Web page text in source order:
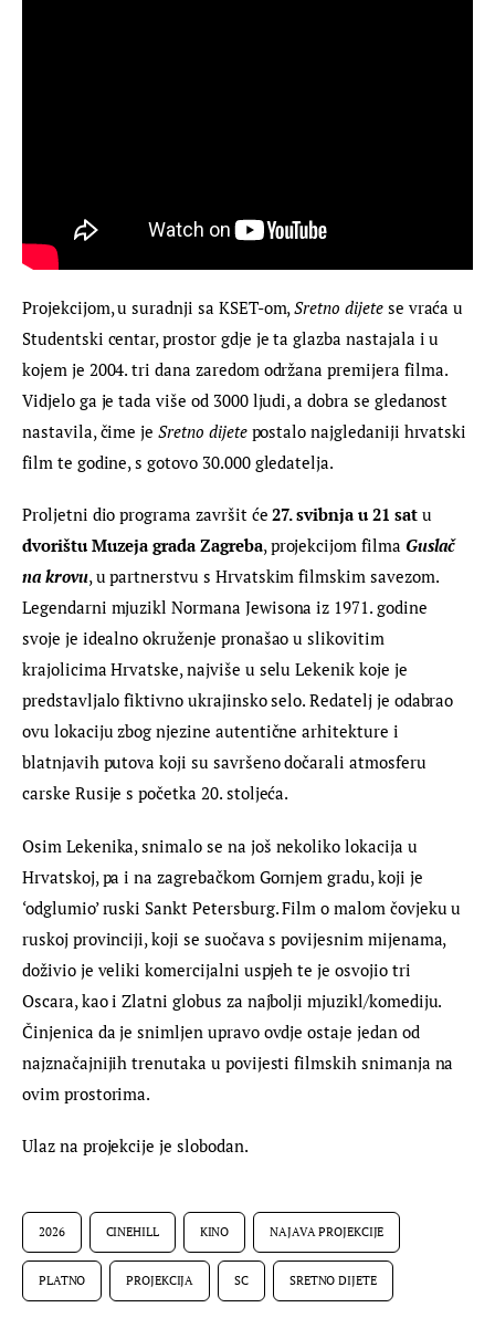
Projekcijom, u suradnji sa KSET-om, Sretno dijete se vraća u
Studentski centar, prostor gdje je ta glazba nastajala i u
kojem je 2004. tri dana zaredom održana premijera filma.
Vidjelo ga je tada više od 3000 ljudi, a dobra se gledanost
nastavila, čime je Sretno dijete postalo najgledaniji hrvatski
film te godine, s gotovo 30.000 gledatelja.
Proljetni dio programa završit će 27. svibnja u 21 sat u
dvorištu Muzeja grada Zagreba, projekcijom filma Guslač
na krovu, u partnerstvu s Hrvatskim filmskim savezom.
Legendarni mjuzikl Normana Jewisona iz 1971. godine
svoje je idealno okruženje pronašao u slikovitim
krajolicima Hrvatske, najviše u selu Lekenik koje je
predstavljalo fiktivno ukrajinsko selo. Redatelj je odabrao
ovu lokaciju zbog njezine autentične arhitekture i
blatnjavih putova koji su savršeno dočarali atmosferu
carske Rusije s početka 20. stoljeća.
Osim Lekenika, snimalo se na još nekoliko lokacija u
Hrvatskoj, pa i na zagrebačkom Gornjem gradu, koji je
‘odglumio’ ruski Sankt Petersburg. Film o malom čovjeku u
ruskoj provinciji, koji se suočava s povijesnim mijenama,
doživio je veliki komercijalni uspjeh te je osvojio tri
Oscara, kao i Zlatni globus za najbolji mjuzikl/komediju.
Činjenica da je snimljen upravo ovdje ostaje jedan od
najznačajnijih trenutaka u povijesti filmskih snimanja na
ovim prostorima.
Ulaz na projekcije je slobodan.
2026 CINEHILL KINO NAJAVA PROJEKCIJE
PLATNO PROJEKCIJA SC SRETNO DIJETE